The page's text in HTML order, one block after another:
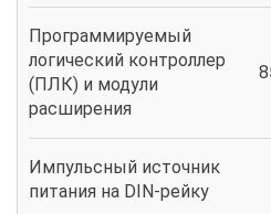
Программируемый
логический контроллер
(ПЛК) и модули
расширения
Импульсный источник
питания на DIN-рейку